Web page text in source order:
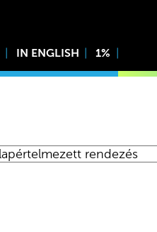
IN ENGLISH 1%